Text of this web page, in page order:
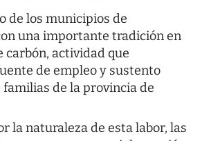
de los municipios de
una importante tradición en
carbón, actividad que
de empleo y sustento
de la provincia de
la naturaleza de esta labor, las